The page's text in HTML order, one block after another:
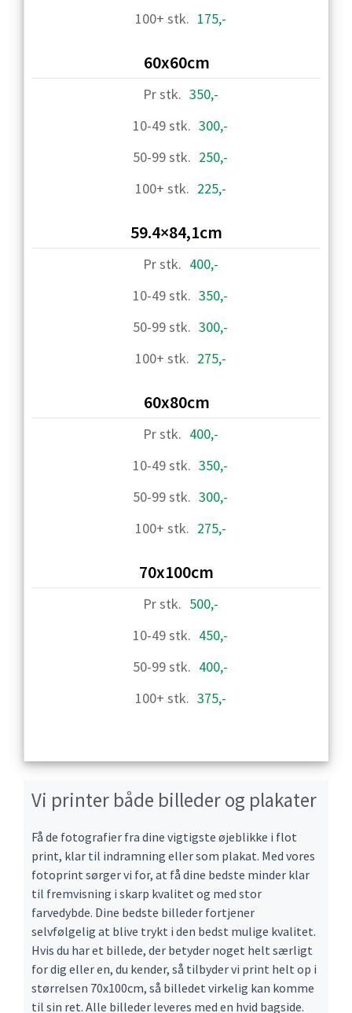
175,-
60x60cm
350,-
300,-
250,-
225,-
59.4×84,1cm
400,-
350,-
300,-
275,-
60x80cm
400,-
350,-
300,-
275,-
70x100cm
500,-
450,-
400,-
375,-
Vi printer både billeder og plakater
Få de fotografier fra dine vigtigste øjeblikke i flot
print, klar til indramning eller som plakat. Med vores
fotoprint sørger vi for, at få dine bedste minder klar
til fremvisning i skarp kvalitet og med stor
farvedybde. Dine bedste billeder fortjener
selvfølgelig at blive trykt i den bedst mulige kvalitet.
Hvis du har et billede, der betyder noget helt særligt
for dig eller en, du kender, så tilbyder vi print helt op i
størrelsen 70x100cm, så billedet virkelig kan komme
til sin ret. Alle billeder leveres med en hvid bagside.